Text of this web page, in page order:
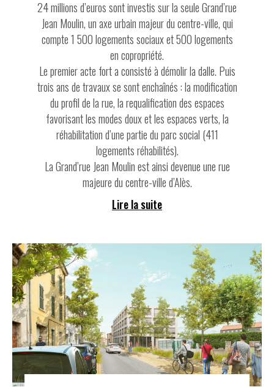
24 millions d’euros sont investis sur la seule Grand’rue
Jean Moulin, un axe urbain majeur du centre-ville, qui
compte 1 500 logements sociaux et 500 logements
en copropriété.
Le premier acte fort a consisté à démolir la dalle. Puis
trois ans de travaux se sont enchaînés : la modiﬁcation
du proﬁl de la rue, la requaliﬁcation des espaces
favorisant les modes doux et les espaces verts, la
réhabilitation d’une partie du parc social (411
logements réhabilités).
La Grand’rue Jean Moulin est ainsi devenue une rue
majeure du centre-ville d’Alès.
Lire la suite